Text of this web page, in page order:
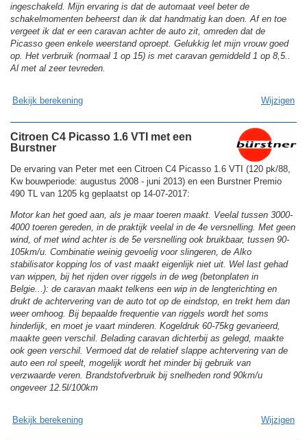
ingeschakeld. Mijn ervaring is dat de automaat veel beter de
schakelmomenten beheerst dan ik dat handmatig kan doen. Af en toe
vergeet ik dat er een caravan achter de auto zit, omreden dat de
Picasso geen enkele weerstand oproept. Gelukkig let mijn vrouw goed
op. Het verbruik (normaal 1 op 15) is met caravan gemiddeld 1 op 8,5..
Al met al zeer tevreden.
Bekijk berekening Wijzigen
Citroen C4 Picasso 1.6 VTI met een
Burstner
De ervaring van Peter met een Citroen C4 Picasso 1.6 VTI (120 pk/88,
Kw bouwperiode: augustus 2008 - juni 2013) en een Burstner Premio
490 TL van 1205 kg geplaatst op 14-07-2017:
Motor kan het goed aan, als je maar toeren maakt. Veelal tussen 3000-
4000 toeren gereden, in de praktijk veelal in de 4e versnelling. Met geen
wind, of met wind achter is de 5e versnelling ook bruikbaar, tussen 90-
105km/u. Combinatie weinig gevoelig voor slingeren, de Alko
stabilisator kopping los of vast maakt eigenlijk niet uit. Wel last gehad
van wippen, bij het rijden over riggels in de weg (betonplaten in
Belgie...): de caravan maakt telkens een wip in de lengterichting en
drukt de achtervering van de auto tot op de eindstop, en trekt hem dan
weer omhoog. Bij bepaalde frequentie van riggels wordt het soms
hinderlijk, en moet je vaart minderen. Kogeldruk 60-75kg gevarieerd,
maakte geen verschil. Belading caravan dichterbij as gelegd, maakte
ook geen verschil. Vermoed dat de relatief slappe achtervering van de
auto een rol speelt, mogelijk wordt het minder bij gebruik van
verzwaarde veren. Brandstofverbruik bij snelheden rond 90km/u
ongeveer 12.5l/100km
Bekijk berekening Wijzigen